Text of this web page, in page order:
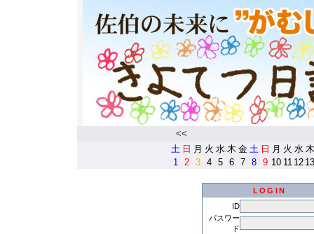
<<
土 日 月 火 水 木 金 土 日 月 火 水 木
1
2 3 4 5 6 7 8 9 10 11 12 13
LOGIN
ID
パスワー
ド